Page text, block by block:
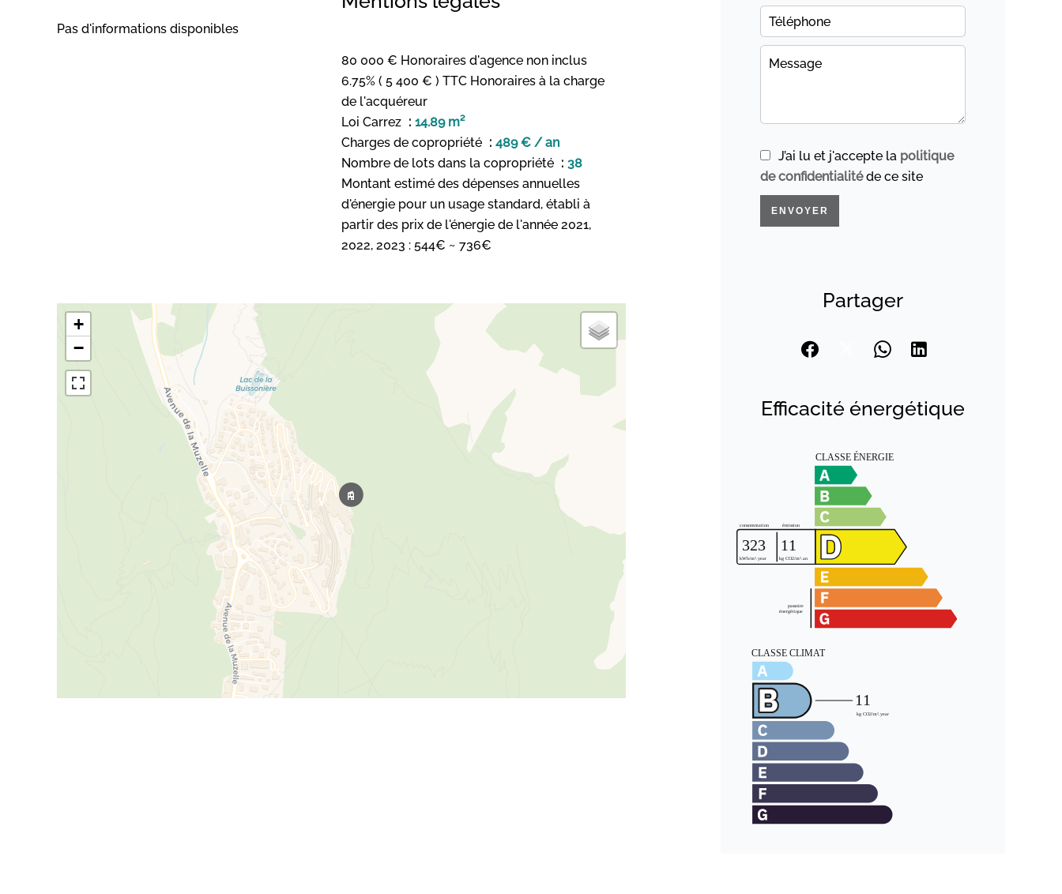
Pas d'informations disponibles
80 000 € Honoraires d'agence non inclus
6.75% ( 5 400 € ) TTC Honoraires à la charge
de l'acquéreur
Loi Carrez
14.89 m²
Charges de copropriété
489 € / an
Nombre de lots dans la copropriété
38
Montant estimé des dépenses annuelles
d'énergie pour un usage standard, établi à
partir des prix de l'énergie de l'année 2021,
2022, 2023 : 544€ ~ 736€
+
−
J’ai lu et j'accepte la politique
de confidentialitéde ce site
ENVOYER
Partager
Efficacité énergétique